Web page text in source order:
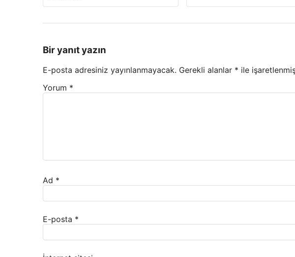
Bir yanıt yazın
E-posta adresiniz yayınlanmayacak. Gerekli alanlar * ile
Yorum *
Ad *
E-posta *